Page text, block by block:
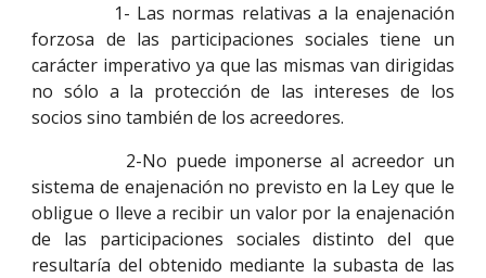
1- Las normas relativas a la enajenación
forzosa de las participaciones sociales tiene un
carácter imperativo ya que las mismas van dirigidas
no sólo a la protección de las intereses de los
socios sino también de los acreedores.
2-No puede imponerse al acreedor un
sistema de enajenación no previsto en la Ley que le
obligue o lleve a recibir un valor por la enajenación
de las participaciones sociales distinto del que
resultaría del obtenido mediante la subasta de las